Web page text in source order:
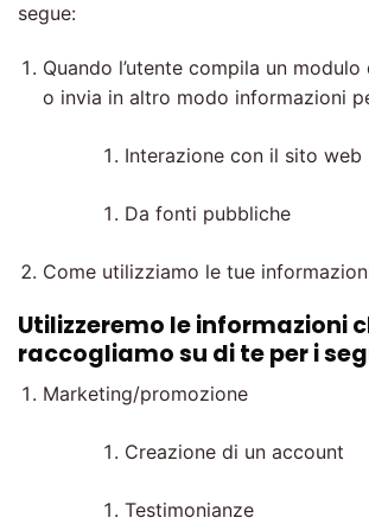
segue:
Quando l’utente compila un
o invia in altro modo informazioni
Interazione con il sito web
Da fonti pubbliche
Come utilizziamo le tue
Utilizzeremo le informazioni
raccogliamo su di te per i
Marketing/promozione
Creazione di un account
Testimonianze